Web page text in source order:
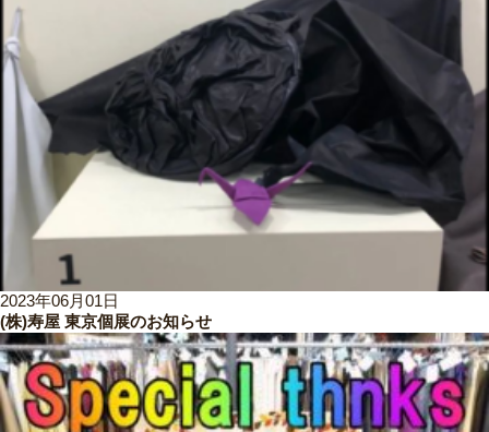
2023年06月01日
(株)寿屋 東京個展のお知らせ